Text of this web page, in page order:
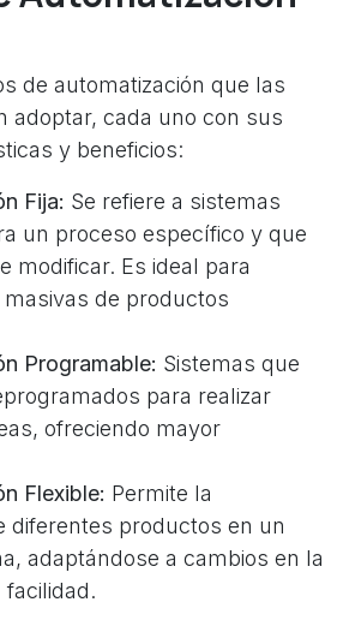
de automatización que las
adoptar, cada uno con sus
y beneficios:
Fija: Se refiere a sistemas
un proceso específico y que
modificar. Es ideal para
de productos
Programable: Sistemas que
para realizar
ofreciendo mayor
Flexible: Permite la
diferentes productos en un
adaptándose a cambios en la